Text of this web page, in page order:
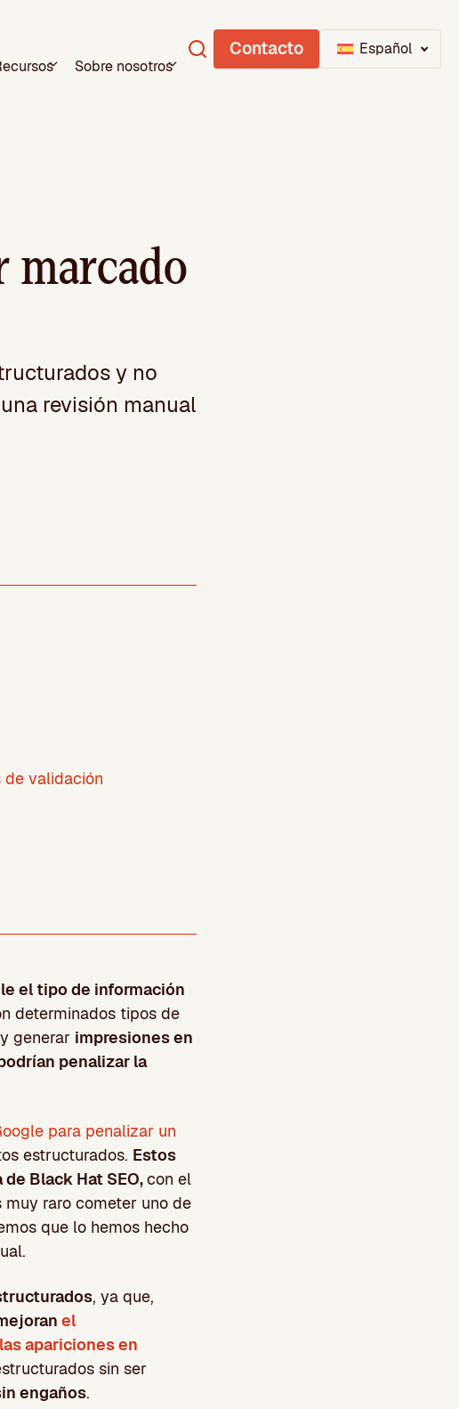
Sobre nosotros
Contacto Español
marcado
y no
revisión manual
de validación
el tipo de información
determinados tipos de
generar impresiones en
penalizar la
para penalizar un
estructurados. Estos
Black Hat SEO,con el
muy raro cometer uno de
que lo hemos hecho
, ya que,
el
las apariciones en
sin ser
engaños.